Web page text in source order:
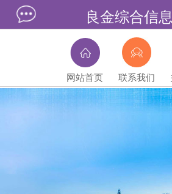
良金综合信
网站首页 联系我们